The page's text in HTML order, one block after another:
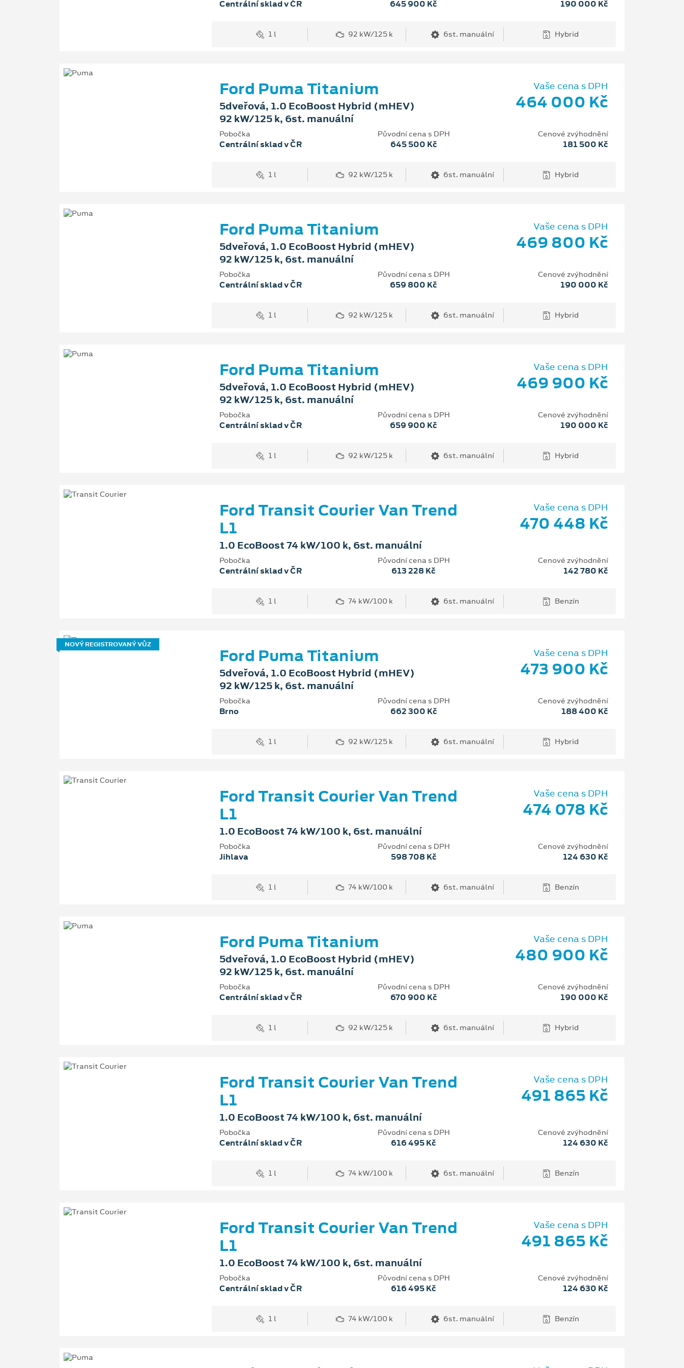
Centrální sklad v ČR 645 900 Kč 190 000 Kč
1 l 92 kW/125 k 6st. manuální Hybrid
Ford Puma Titanium
5dveřová, 1.0 EcoBoost Hybrid (mHEV)
92 kW/125 k, 6st. manuální
Vaše cena s DPH
464 000 Kč
Pobočka
Centrální sklad v ČR
Původní cena s DPH
645 500 Kč
Cenové zvýhodnění
181 500 Kč
1 l 92 kW/125 k 6st. manuální Hybrid
Ford Puma Titanium
5dveřová, 1.0 EcoBoost Hybrid (mHEV)
92 kW/125 k, 6st. manuální
Vaše cena s DPH
469 800 Kč
Pobočka
Centrální sklad v ČR
Původní cena s DPH
659 800 Kč
Cenové zvýhodnění
190 000 Kč
1 l 92 kW/125 k 6st. manuální Hybrid
Ford Puma Titanium
5dveřová, 1.0 EcoBoost Hybrid (mHEV)
92 kW/125 k, 6st. manuální
Vaše cena s DPH
469 900 Kč
Pobočka
Centrální sklad v ČR
Původní cena s DPH
659 900 Kč
Cenové zvýhodnění
190 000 Kč
1 l 92 kW/125 k 6st. manuální Hybrid
Ford Transit Courier Van Trend
L1
1.0 EcoBoost 74 kW/100 k, 6st. manuální
Vaše cena s DPH
470 448 Kč
Pobočka
Centrální sklad v ČR
Původní cena s DPH
613 228 Kč
Cenové zvýhodnění
142 780 Kč
1 l 74 kW/100 k 6st. manuální Benzín
NOVÝ REGISTROVANÝ VŮZ
Ford Puma Titanium
5dveřová, 1.0 EcoBoost Hybrid (mHEV)
92 kW/125 k, 6st. manuální
Vaše cena s DPH
473 900 Kč
Pobočka
Brno
Původní cena s DPH
662 300 Kč
Cenové zvýhodnění
188 400 Kč
1 l 92 kW/125 k 6st. manuální Hybrid
Ford Transit Courier Van Trend
L1
1.0 EcoBoost 74 kW/100 k, 6st. manuální
Vaše cena s DPH
474 078 Kč
Pobočka
Jihlava
Původní cena s DPH
598 708 Kč
Cenové zvýhodnění
124 630 Kč
1 l 74 kW/100 k 6st. manuální Benzín
Ford Puma Titanium
5dveřová, 1.0 EcoBoost Hybrid (mHEV)
92 kW/125 k, 6st. manuální
Vaše cena s DPH
480 900 Kč
Pobočka
Centrální sklad v ČR
Původní cena s DPH
670 900 Kč
Cenové zvýhodnění
190 000 Kč
1 l 92 kW/125 k 6st. manuální Hybrid
Ford Transit Courier Van Trend
L1
1.0 EcoBoost 74 kW/100 k, 6st. manuální
Vaše cena s DPH
491 865 Kč
Pobočka
Centrální sklad v ČR
Původní cena s DPH
616 495 Kč
Cenové zvýhodnění
124 630 Kč
1 l 74 kW/100 k 6st. manuální Benzín
Ford Transit Courier Van Trend
L1
1.0 EcoBoost 74 kW/100 k, 6st. manuální
Vaše cena s DPH
491 865 Kč
Pobočka
Centrální sklad v ČR
Původní cena s DPH
616 495 Kč
Cenové zvýhodnění
124 630 Kč
1 l 74 kW/100 k 6st. manuální Benzín